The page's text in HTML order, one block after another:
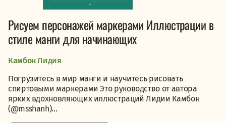
Рисуем персонажей маркерами Иллюстрации в
стиле манги для начинающих
Камбон Лидия
Погрузитесь в мир манги и научитесь рисовать
спиртовыми маркерами Это руководство от автора
ярких вдохновляющих иллюстраций Лидии Камбон
(@msshanh)...